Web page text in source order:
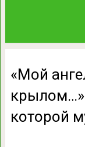
«Мой
которой